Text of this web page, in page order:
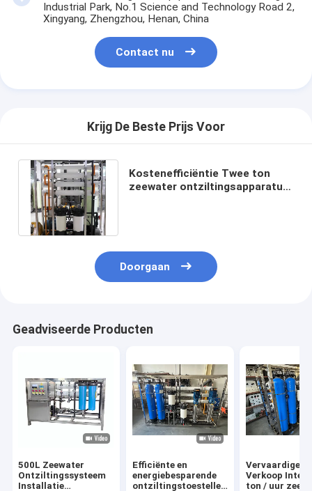
Industrial Park, No.1 Science and Technology Road 2,
Xingyang, Zhengzhou, Henan, China
Contact nu
Krijg De Beste Prijs Voor
Kostenefficiëntie Twee ton
zeewater ontziltingsapparatuur
Doorgaan
Geadviseerde Producten
500L Zeewater
Ontziltingssysteem
Installatie
Efficiënte en
energiebesparende
ontziltingstoestellen
Vervaardigers
Verkoop
ton / uur